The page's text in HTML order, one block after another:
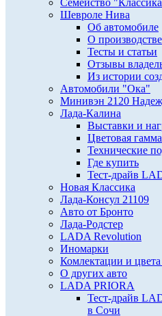
Семейство
Шевроле Нива
Об автомобиле
О производстве
Тесты и статьи
Отзывы
Из истории
Автомобили "Ока"
Минивэн 2120
Лада-Калина
Выставки и
Цветовая гамма
Технические
Где купить
Тест-драйв
Новая Классика
Лада-Консул 21109
Авто от Бронто
Лада-Родстер
LADA Revolution
Иномарки
Комлектации и
О других авто
LADA PRIORA
Тест-драйв
в Сочи